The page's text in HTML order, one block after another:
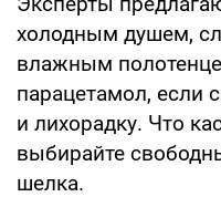
холодным душем,
влажным
парацетамол,
и лихорадку. Что
выбирайте
шелка.